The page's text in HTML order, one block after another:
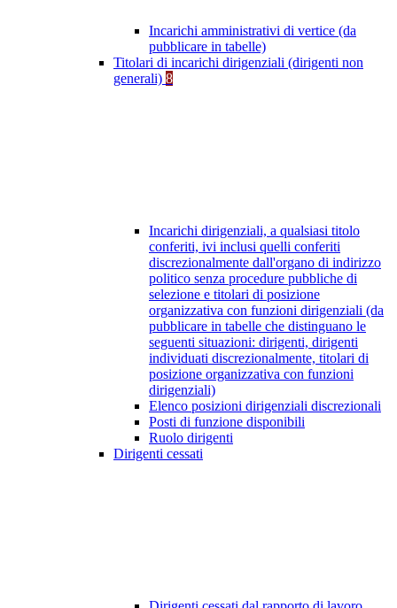
Incarichi amministrativi di vertice (da
pubblicare in tabelle)
Titolari di incarichi dirigenziali (dirigenti non
generali) 8
Incarichi dirigenziali, a qualsiasi titolo
conferiti, ivi inclusi quelli conferiti
discrezionalmente dall'organo di indirizzo
politico senza procedure pubbliche di
selezione e titolari di posizione
organizzativa con funzioni dirigenziali (da
pubblicare in tabelle che distinguano le
seguenti situazioni: dirigenti, dirigenti
individuati discrezionalmente, titolari di
posizione organizzativa con funzioni
dirigenziali)
Elenco posizioni dirigenziali discrezionali
Posti di funzione disponibili
Ruolo dirigenti
Dirigenti cessati